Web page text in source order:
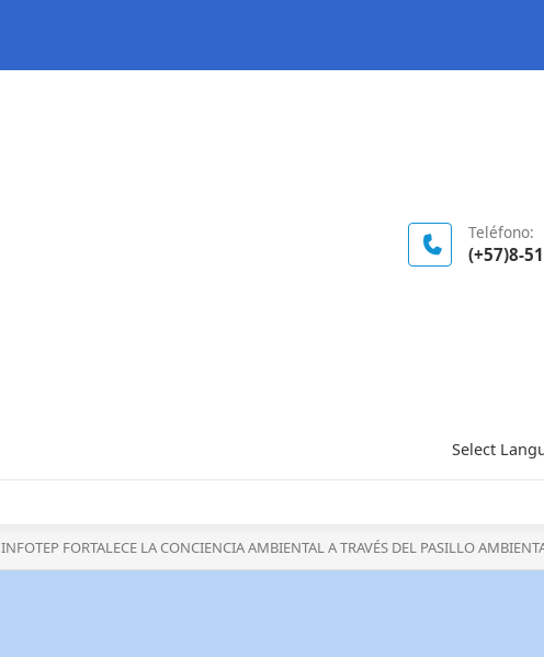
Teléfono:
(+57)8-
Select
INFOTEP FORTALECE LA CONCIENCIA AMBIENTAL A TRAVÉS DEL PASILLO